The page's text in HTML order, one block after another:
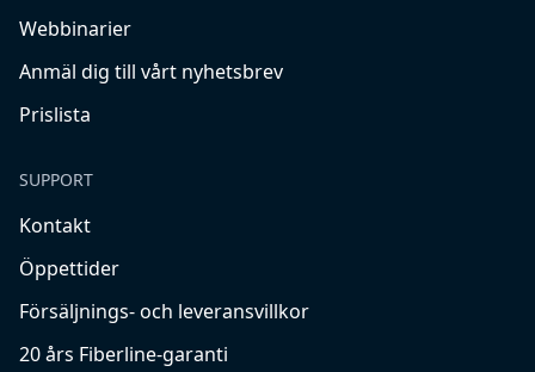
Webbinarier
Anmäl dig till vårt nyhetsbrev
Prislista
SUPPORT
Kontakt
Öppettider
Försäljnings- och leveransvillkor
20 års Fiberline-garanti